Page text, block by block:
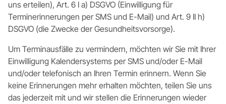
uns erteilen), Art. 6 I a) DSGVO (Einwilligung für
Terminerinnerungen per SMS und E-Mail) und Art. 9 II h)
DSGVO (die Zwecke der Gesundheitsvorsorge).
Um Terminausfälle zu vermindern, möchten wir Sie mit Ihrer
Einwilligung Kalendersystems per SMS und/oder E-Mail
und/oder telefonisch an Ihren Termin erinnern. Wenn Sie
keine Erinnerungen mehr erhalten möchten, teilen Sie uns
das jederzeit mit und wir stellen die Erinnerungen wieder